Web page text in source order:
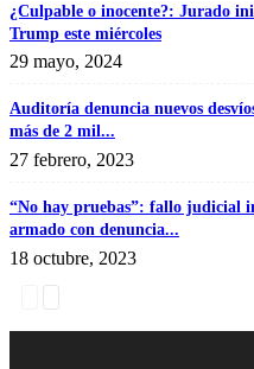
¿Culpable o inocente?: Jurado
Trump este miércoles
29 mayo, 2024
Auditoría denuncia nuevos
más de 2 mil...
27 febrero, 2023
“No hay pruebas”: fallo judicial
armado con denuncia...
18 octubre, 2023